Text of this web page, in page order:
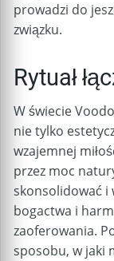
prowadzi do
związku.
Rytuał
W świecie
nie tylko
wzajemnej
przez moc
skonsolidować i
bogactwa i
zaoferowania.
sposobu, w jaki